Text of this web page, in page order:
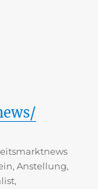
,Anstellung,
,